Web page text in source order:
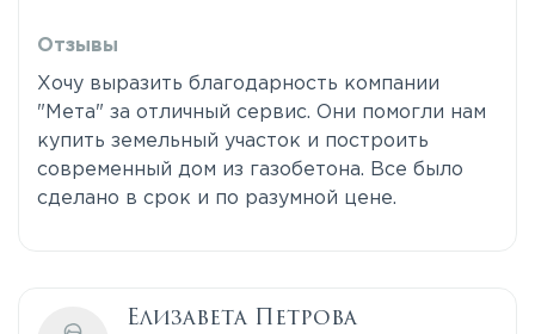
Отзывы
Хочу выразить благодарность компании
"Мета" за отличный сервис. Они помогли нам
купить земельный участок и построить
современный дом из газобетона. Все было
сделано в срок и по разумной цене.
Елизавета Петрова